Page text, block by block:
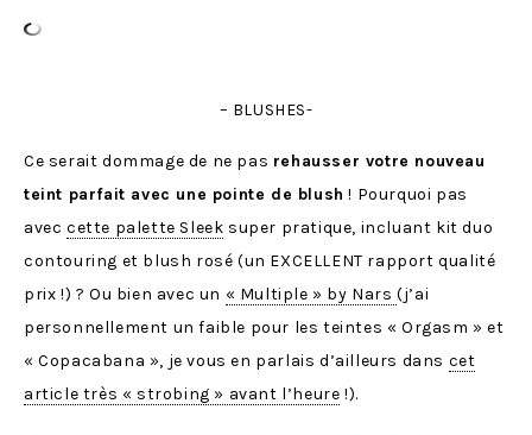
– BLUSHES-
Ce serait dommage de ne pas rehausser votre nouveau
teint parfait avec une pointe de blush ! Pourquoi pas
avec cette palette Sleek super pratique, incluant kit duo
contouring et blush rosé (un EXCELLENT rapport qualité
prix !) ? Ou bien avec un « Multiple » by Nars(j’ai
personnellement un faible pour les teintes « Orgasm » et
« Copacabana », je vous en parlais d’ailleurs dans cet
article très « strobing » avant l’heure !).